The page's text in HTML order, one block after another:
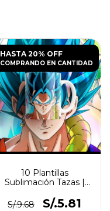
HASTA 20% OFF
COMPRANDO EN CANTIDAD
10 Plantillas
Sublimación Tazas |
S/.9.68
S/.5.81